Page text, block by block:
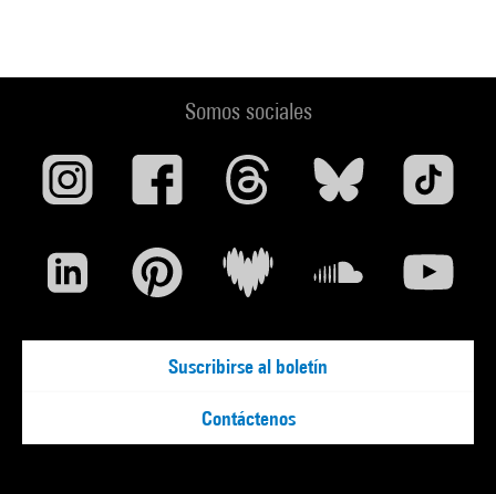
Somos sociales
Suscribirse al boletín
Contáctenos